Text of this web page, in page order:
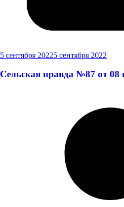
5 сентября 20225 сентября 2022
Сельская правда №87 от 08